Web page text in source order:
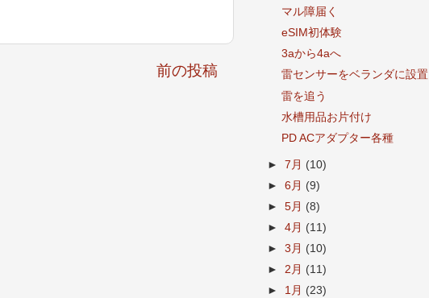
前の投稿
マル障届く
eSIM初体験
3aから4aへ
雷センサーをベランダに設置
雷を追う
水槽用品お片付け
PD ACアダプター各種
►7月 (10)
►6月 (9)
►5月 (8)
►4月 (11)
►3月 (10)
►2月 (11)
► 1月 (23)